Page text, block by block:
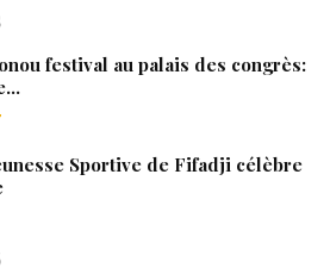
festival au palais des congrès:
Sportive de Fifadji célèbre